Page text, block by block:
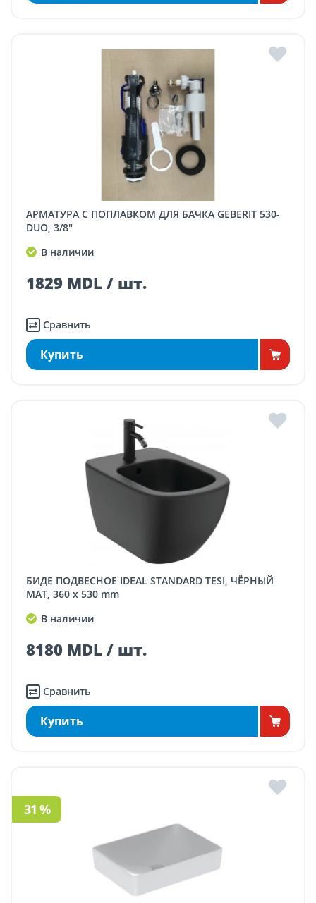
АРМАТУРА С ПОПЛАВКОМ ДЛЯ БАЧКА GEBERIT 530-
DUO, 3/8"
В наличии
1829 MDL / шт.
Сравнить
Купить
БИДЕ ПОДВЕСНОЕ IDEAL STANDARD TESI, ЧЁРНЫЙ
МАТ, 360 x 530 mm
В наличии
8180 MDL / шт.
Сравнить
Купить
31 %